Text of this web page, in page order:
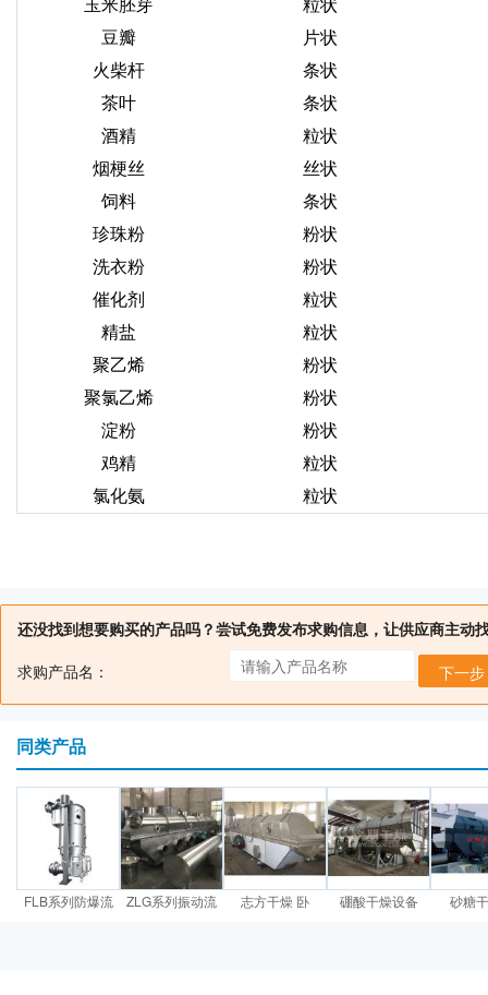
玉米胚芽
粒状
豆瓣
片状
火柴杆
条状
茶叶
条状
酒精
粒状
烟梗丝
丝状
饲料
条状
珍珠粉
粉状
洗衣粉
粉状
催化剂
粒状
精盐
粒状
聚乙烯
粉状
聚氯乙烯
粉状
淀粉
粉状
鸡精
粒状
氯化氨
粒状
还没找到想要购买的产品吗？尝试免费发布求购信息，让供应商主动
求购产品名：
下一步
同类产品
FLB系列防爆流 ZLG系列振动流 志方干燥 卧 硼酸干燥设备 砂糖